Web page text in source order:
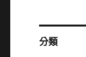
分類